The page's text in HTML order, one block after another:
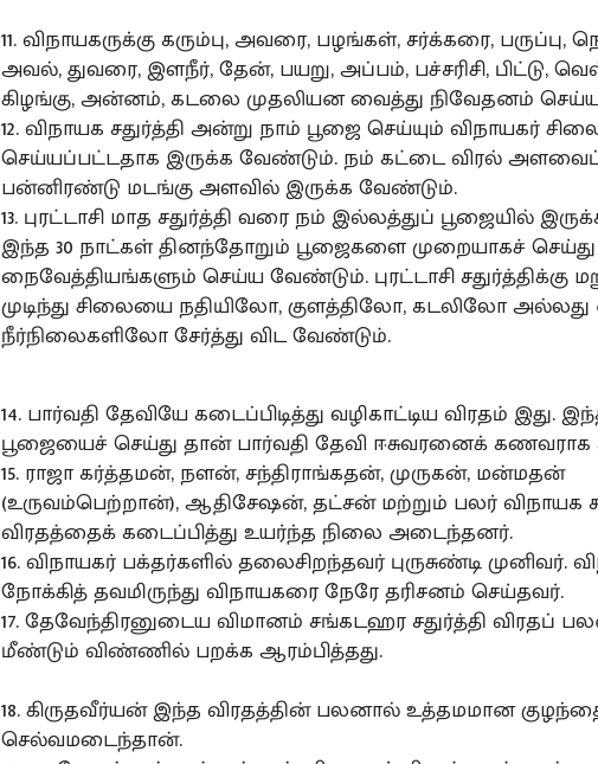
11. விநாயகருக்கு கரும்பு, அவரை, பழங்கள், சர்க்கரை, பருப்பு,
அவல், துவரை, இளநீர், தேன், பயறு, அப்பம், பச்சரிசி, பிட்டு,
கிழங்கு, அன்னம், கடலை முதலியன வைத்து நிவேதனம்
12. விநாயக சதுர்த்தி அன்று நாம் பூஜை செய்யும் விநாயகர்
செய்யப்பட்டதாக இருக்க வேண்டும். நம் கட்டை விரல்
பன்னிரண்டு மடங்கு அளவில் இருக்க வேண்டும்.
13. புரட்டாசி மாத சதுர்த்தி வரை நம் இல்லத்துப் பூஜையில்
இந்த 30 நாட்கள் தினந்தோறும் பூஜைகளை முறையாகச்
நைவேத்தியங்களும் செய்ய வேண்டும். புரட்டாசி சதுர்த்திக்கு
முடிந்து சிலையை நதியிலோ, குளத்திலோ, கடலிலோ அல்லது
நீர்நிலைகளிலோ சேர்த்து விட வேண்டும்.
14. பார்வதி தேவியே கடைப்பிடித்து வழிகாட்டிய விரதம் இது.
பூஜையைச் செய்து தான் பார்வதி தேவி ஈசுவரனைக்
15. ராஜா கர்த்தமன், நளன், சந்திராங்கதன், முருகன், மன்மதன்
(உருவம்பெற்றான்), ஆதிசேஷன், தட்சன் மற்றும் பலர் விநாயக
விரதத்தைக் கடைப்பித்து உயர்ந்த நிலை அடைந்தனர்.
16. விநாயகர் பக்தர்களில் தலைசிறந்தவர் புருசுண்டி முனிவர்.
நோக்கித் தவமிருந்து விநாயகரை நேரே தரிசனம் செய்தவர்.
17. தேவேந்திரனுடைய விமானம் சங்கடஹர சதுர்த்தி விரதப்
மீண்டும் விண்ணில் பறக்க ஆரம்பித்தது.
18. கிருதவீர்யன் இந்த விரதத்தின் பலனால் உத்தமமான
செல்வமடைந்தான்.